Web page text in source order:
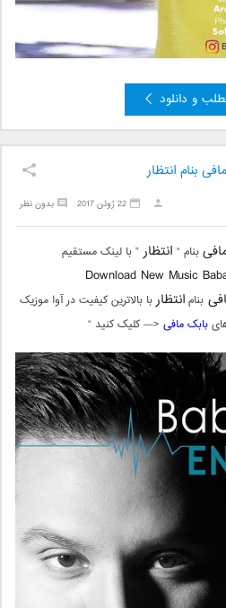
و دانلود
بنام انتظار
بدون نظر 22 ژوئن 2017
بنام “ انتظار” با لینک مستقیم
Download New Music
بنامانتظاربا بالاترین کیفیت در آوا موزیک
بابک مافی <— کلیک کنید “